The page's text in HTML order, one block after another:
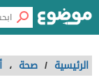
الرئيسية / صحة ،